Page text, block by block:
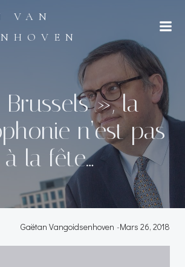
contenu
VAN
», la
n’est pas
à la fête…
Gaëtan Vangoidsenhoven -Mars 26, 2018